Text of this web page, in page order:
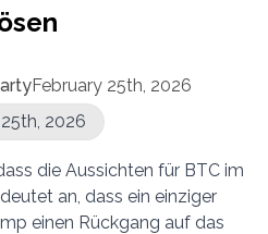
February 25th, 2026
2026
die Aussichten für BTC im
an, dass ein einziger
einen Rückgang auf das